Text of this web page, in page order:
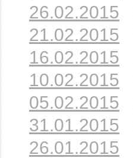
26.02.2015
21.02.2015
16.02.2015
10.02.2015
05.02.2015
31.01.2015
26.01.2015